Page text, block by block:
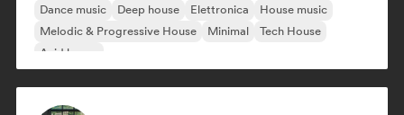
Dance music Deep house Elettronica
House music
Melodic & Progressive House
Minimal
Tech House
Acid house